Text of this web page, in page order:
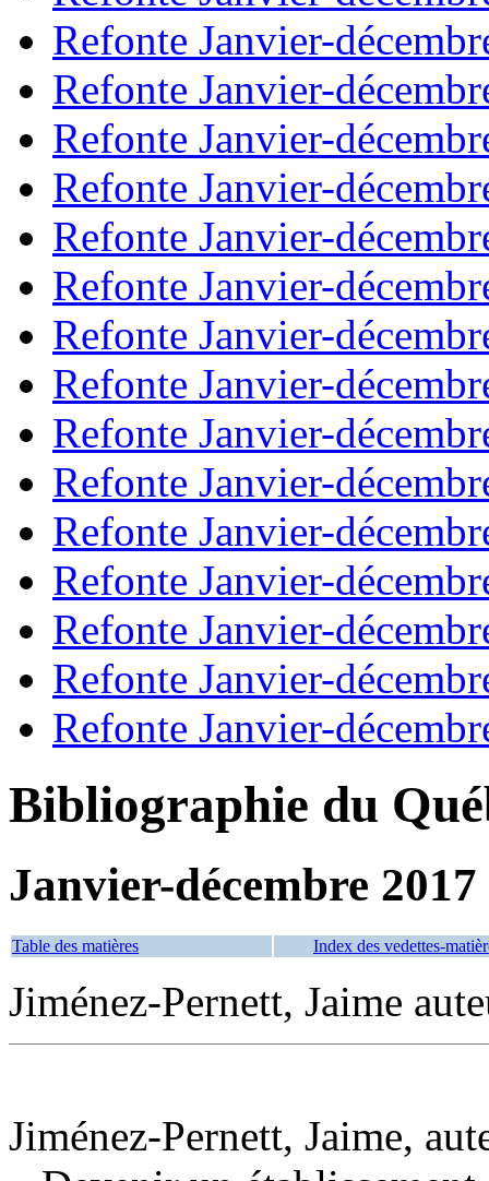
Refonte Janvier-
Refonte Janvier-
Refonte Janvier-
Refonte Janvier-
Refonte Janvier-
Refonte Janvier-
Refonte Janvier-
Refonte Janvier-
Refonte Janvier-
Refonte Janvier-
Refonte Janvier-
Refonte Janvier-
Refonte Janvier-
Refonte Janvier-
Refonte Janvier-
Bibliographie du
Janvier-décembre 2017
Table des matières Index des vedettes-
Jiménez-Pernett, Jaime
Jiménez-Pernett, Jaime,